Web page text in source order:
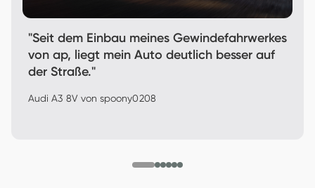
"Seit dem Einbau meines Gewindefahrwerkes
von ap, liegt mein Auto deutlich besser auf
der Straße."
Audi A3 8V von spoony0208